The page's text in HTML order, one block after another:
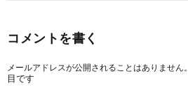
コメントを書く
メールアドレスが公開されることはありません。
目です